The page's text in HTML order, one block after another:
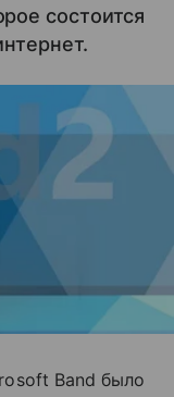
состоится
Band было